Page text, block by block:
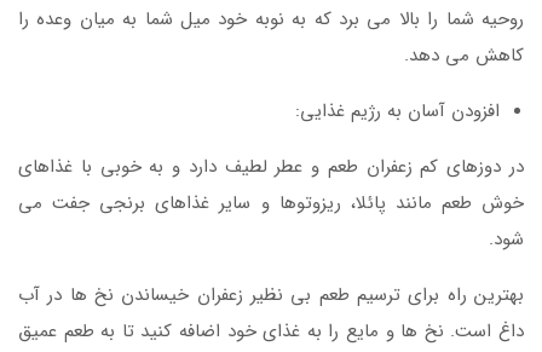
روحیه شما را بالا می برد که به نوبه خود میل شما به میان وعده را
کاهش می دهد.
افزودن آسان به رژیم غذایی:
در دوزهای کم زعفران طعم و عطر لطیف دارد و به خوبی با غذاهای
خوش طعم مانند پائلا، ریزوتوها و سایر غذاهای برنجی جفت می
شود.
بهترین راه برای ترسیم طعم بی نظیر زعفران خیساندن نخ ها در آب
داغ است. نخ ها و مایع را به غذای خود اضافه کنید تا به طعم عمیق